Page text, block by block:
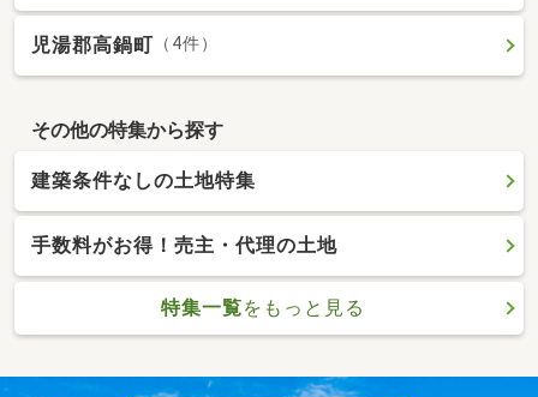
児湯郡高鍋町 （4件）
その他の特集から探す
建築条件なしの土地特集
手数料がお得！売主・代理の土地
特集一覧をもっと見る